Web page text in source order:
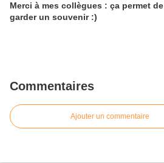
Merci à mes collègues : ça permet de
garder un souvenir :)
Commentaires
Ajouter un commentaire